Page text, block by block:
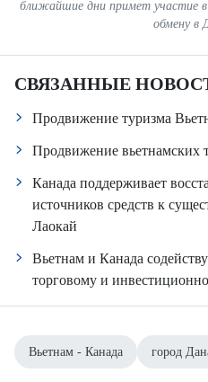
ближайшие дни примет участие
обмену в
СВЯЗАННЫЕ
Продвижение туризма
Продвижение вьетнамских
Канада поддерживает
источников средств к
Лаокай
Вьетнам и Канада
торговому и
Вьетнам - Канада город